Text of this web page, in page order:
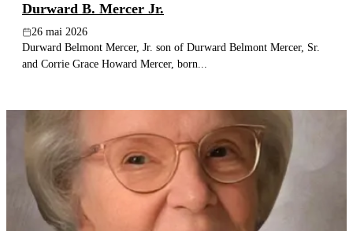
Recherche
Durward B. Mercer Jr.
26 mai 2026
Durward Belmont Mercer, Jr. son of Durward Belmont Mercer, Sr.
and Corrie Grace Howard Mercer, born...